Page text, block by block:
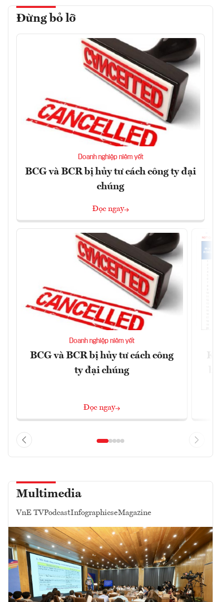
Đừng bỏ lỡ
Doanh nghiệp niêm yết
BCG và BCR bị hủy tư cách công ty đại
chúng
Đọc ngay
Doanh nghiệp niêm yết
BCG và BCR bị hủy tư cách công
ty đại chúng
Đọc ngay
Multimedia
VnE TVPodcastInfographicseMagazine